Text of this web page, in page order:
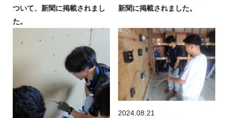
ついて、新聞に掲載されまし
た。
新聞に掲載されました。
2024.08.21